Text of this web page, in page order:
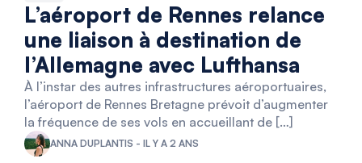
L’aéroport de Rennes relance
une liaison à destination de
l’Allemagne avec Lufthansa
À l’instar des autres infrastructures aéroportuaires,
l’aéroport de Rennes Bretagne prévoit d’augmenter
la fréquence de ses vols en accueillant de […]
ANNA DUPLANTIS - IL Y A 2 ANS